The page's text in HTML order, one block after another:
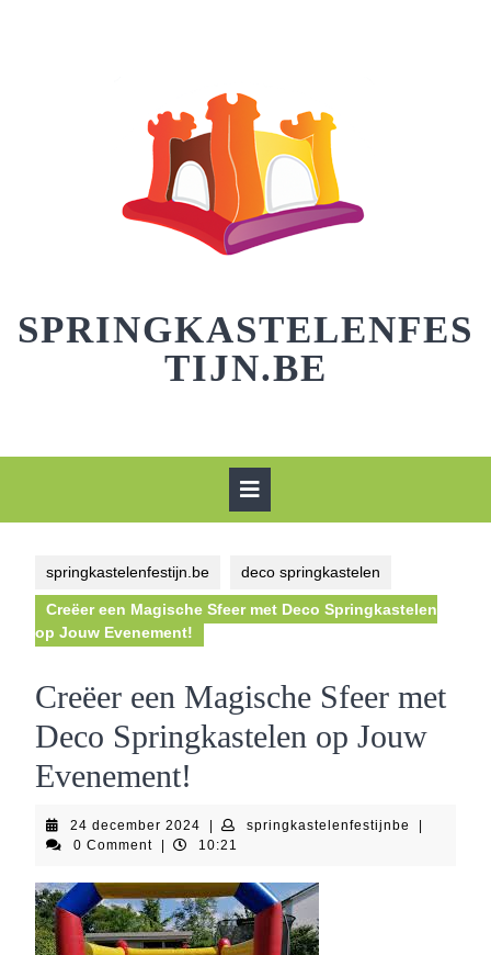
SPRINGKASTELENFES
TIJN.BE
springkastelenfestijn.be deco springkastelen
Creëer een Magische Sfeer met Deco Springkastelen
op Jouw Evenement!
Creëer een Magische Sfeer met
Deco Springkastelen op Jouw
Evenement!
24 december 2024 24
december
springkastelenfestijnbe
0 Comment
10:21